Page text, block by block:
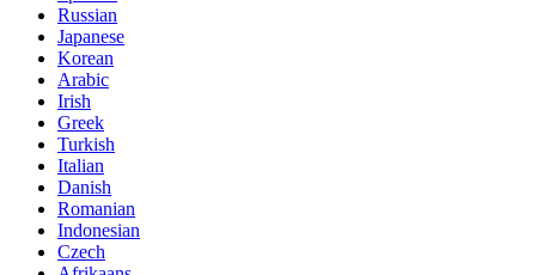
Russian
Japanese
Korean
Arabic
Irish
Greek
Turkish
Italian
Danish
Romanian
Indonesian
Czech